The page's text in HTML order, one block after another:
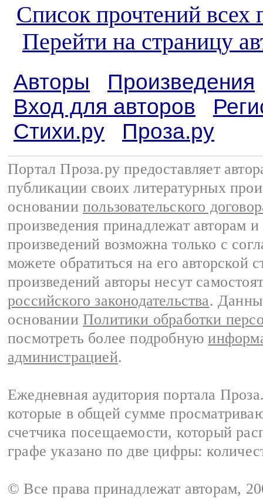
Список прочтений всех
Перейти на страницу
Авторы
Произведения
Вход для авторов
Стихи.ру
Проза.ру
Портал Проза.ру предоставляет
публикации своих литературных
основании пользовательского
произведения принадлежат авторам
произведений возможна только с
можете обратиться на его авторской
произведений авторы несут
российского законодательства.
основании Политики обработки
посмотреть более подробную
администрацией.
Ежедневная аудитория портала
которые в общей сумме
счетчика посещаемости, который
графе указано по две цифры:
© Все права принадлежат авторам,